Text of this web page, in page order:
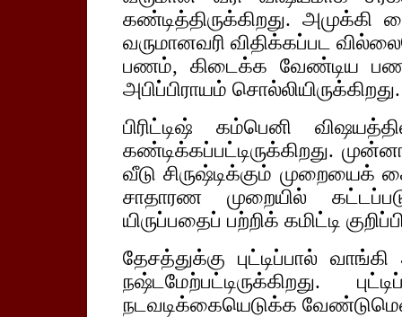
கண்டித்திருக்கிறது.
வருமானவரி விதிக்கப்பட
பணம், கிடைக்க வேண்டிய
அபிப்பிராயம் சொல்லியிருக்கிறது.
பிரிட்டிஷ் கம்பெனி
கண்டிக்கப்பட்டிருக்கிறது.
வீடு சிருஷ்டிக்கும் முறையைக்
சாதாரண முறையில்
யிருப்பதைப் பற்றிக் கமிட்டி
தேசத்துக்கு புட்டிப்பால்
நஷ்டமேற்பட்டிருக்கிறது.
நடவடிக்கையெடுக்க வேண்டுமென